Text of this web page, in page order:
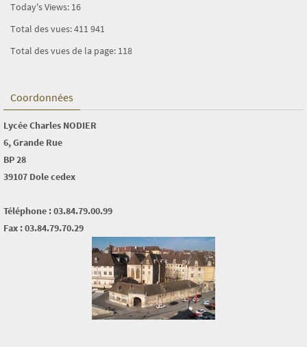
Today's Views: 16
Total des vues:411 941
Total des vues de la page: 118
Coordonnées
Lycée Charles NODIER
6, Grande Rue
BP 28
39107 Dole cedex
Téléphone : 03.84.79.00.99
Fax : 03.84.79.70.29